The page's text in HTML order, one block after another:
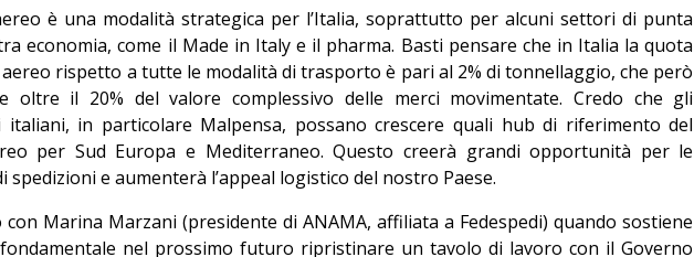
è una modalità strategica per l’Italia, soprattutto per alcuni settori di punta
economia, come il Made in Italy e il pharma. Basti pensare che in Italia la quota
rispetto a tutte le modalità di trasporto è pari al 2% di tonnellaggio, che però
oltre il 20% del valore complessivo delle merci movimentate. Credo che gli
italiani, in particolare Malpensa, possano crescere quali hub di riferimento del
per Sud Europa e Mediterraneo. Questo creerà grandi opportunità per le
spedizioni e aumenterà l’appeal logistico del nostro Paese.
con Marina Marzani (presidente di ANAMA, affiliata a Fedespedi) quando sostiene
nel prossimo futuro ripristinare un tavolo di lavoro con il Governo